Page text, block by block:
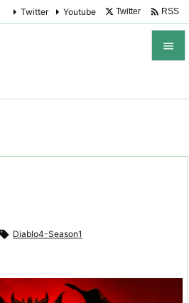

Twitter Youtube Twitter  RSS
 Diablo4-Season1